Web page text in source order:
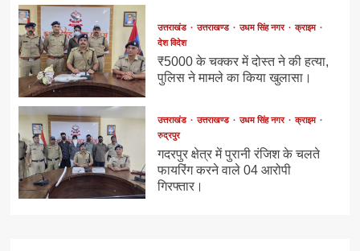
उत्तराखंड उत्तराखण्ड उधम सिंह नगर
क्राइम
देश विदेश
₹5000 के चक्कर में दोस्त ने की हत्या,
पुलिस ने मामले का किया खुलासा।
उत्तराखंड उत्तराखण्ड उधम सिंह नगर
क्राइम
रुद्रपुर
गदरपुर क्षेत्र में पुरानी रंजिश के चलते
फायरिंग करने वाले 04 आरोपी
गिरफ्तार।